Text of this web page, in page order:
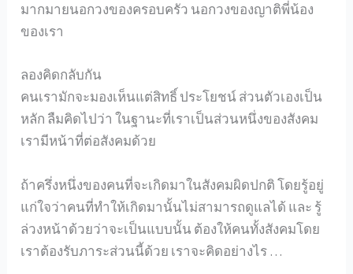
มากมายนอกวงของครอบครัว นอกวงของญาติพี่น้อง
ของเรา
ลองคิดกลับกัน
คนเรามักจะมองเห็นแต่สิทธิ์ ประโยชน์ ส่วนตัวเองเป็น
หลัก ลืมคิดไปว่า ในฐานะที่เราเป็นส่วนหนึ่งของสังคม
เรามีหน้าที่ต่อสังคมด้วย
ถ้าครึ่งหนึ่งของคนที่จะเกิดมาในสังคมผิดปกติ โดยรู้อยู่
แก่ใจว่าคนที่ทำให้เกิดมานั้นไม่สามารถดูแลได้ และ รู้
ล่วงหน้าด้วยว่าจะเป็นแบบนั้น ต้องให้คนทั้งสังคมโดย
เราต้องรับภาระส่วนนี้ด้วย เราจะคิดอย่างไร …